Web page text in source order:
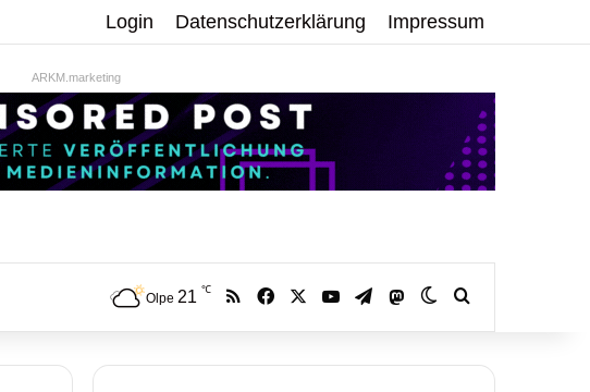
Login Datenschutzerklärung Impressum
ARKM.marketing
Olpe 21 ℃ RSS Facebook YouTubeTelegramMastodonSkin umschalten